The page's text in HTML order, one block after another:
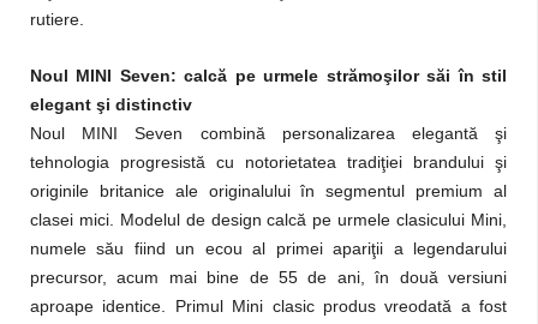
rutiere.
Noul MINI Seven: calcă pe urmele strămoşilor săi în stil
elegant şi distinctiv
Noul MINI Seven combină personalizarea elegantă şi
tehnologia progresistă cu notorietatea tradiţiei brandului şi
originile britanice ale originalului în segmentul premium al
clasei mici. Modelul de design calcă pe urmele clasicului Mini,
numele său fiind un ecou al primei apariţii a legendarului
precursor, acum mai bine de 55 de ani, în două versiuni
aproape identice. Primul Mini clasic produs vreodată a fost